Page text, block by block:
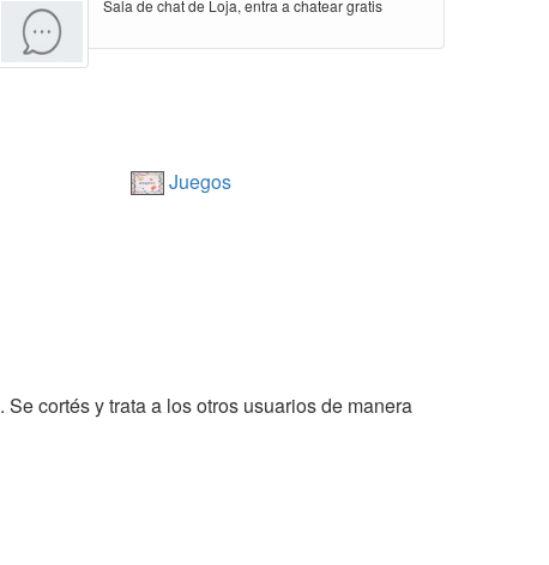
Sala de chat de Loja, entra a chatear gratis
Juegos
cortés y trata a los otros usuarios de manera